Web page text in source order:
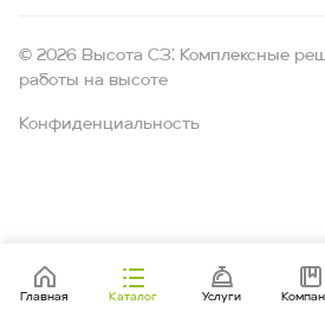
© 2026 Высота СЗ: Комплексные
работы на высоте
Конфиденциальность
Главная Каталог Услуги